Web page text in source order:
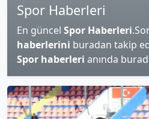
Spor Haberleri
En güncel Spor Haberleri
haberlerini buradan takip
Spor haberleri anında